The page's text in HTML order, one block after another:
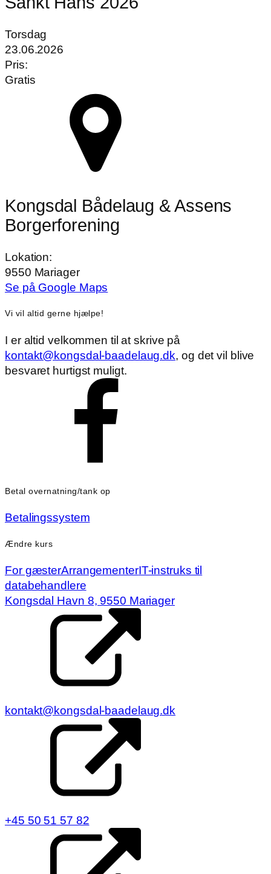
Torsdag
23.06.2026
Pris:
Gratis
Kongsdal Bådelaug & Assens
Borgerforening
Lokation:
9550 Mariager
Se på Google Maps
Vi vil altid gerne hjælpe!
I er altid velkommen til at skrive på
kontakt@kongsdal-baadelaug.dk, og det vil blive
besvaret hurtigst muligt.
Betal overnatning/tank op
Betalingssystem
Ændre kurs
For gæsterArrangementerIT-instruks til
databehandlere
Kongsdal Havn 8, 9550 Mariager
kontakt@kongsdal-baadelaug.dk
+45 50 51 57 82